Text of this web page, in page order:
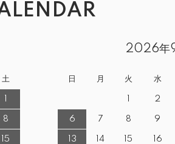
土
8
15
2026年
日 月 火 水
2
6 7 8 9
13 14 15 16